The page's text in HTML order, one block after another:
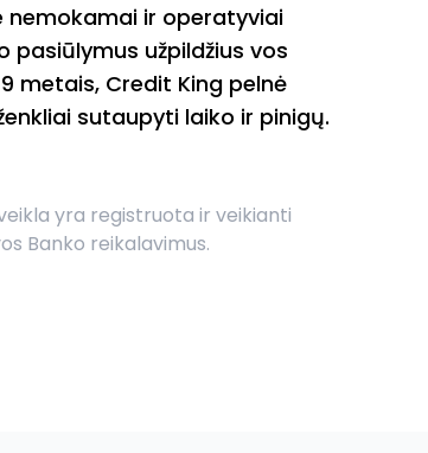
nemokamai ir operatyviai
pasiūlymus užpildžius vos
metais, Credit King pelnė
sutaupyti laiko ir pinigų.
yra registruota ir veikianti
Banko reikalavimus.